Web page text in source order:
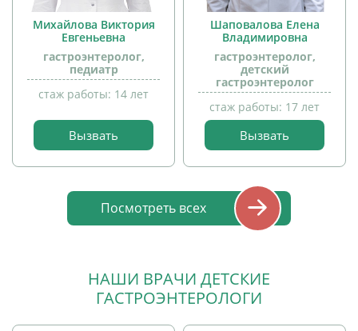
детей
Михайлова Виктория
Евгеньевна
гастроэнтеролог,
педиатр
стаж работы: 14 лет
Вызвать
прием
детей
Шаповалова Елена
Владимировна
гастроэнтеролог,
детский
гастроэнтеролог
стаж работы: 17 лет
Вызвать
Посмотреть всех
НАШИ ВРАЧИ ДЕТСКИЕ
ГАСТРОЭНТЕРОЛОГИ